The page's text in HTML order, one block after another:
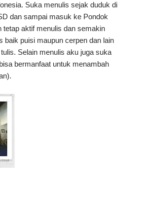
Suka menulis sejak duduk di
dan sampai masuk ke Pondok
tetap aktif menulis dan semakin
baik puisi maupun cerpen dan lain
Selain menulis aku juga suka
bermanfaat untuk menambah